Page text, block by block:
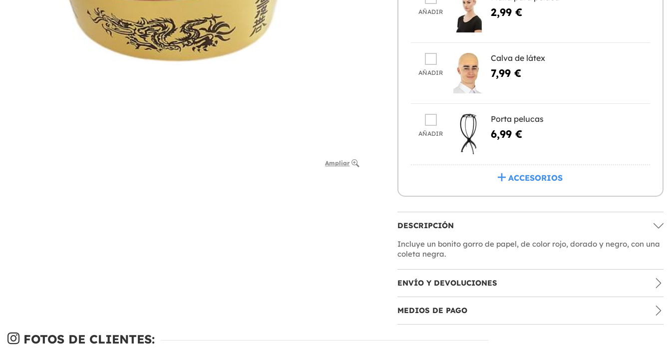
Ampliar
AÑADIR 2,99 €
AÑADIR
Calva de látex
7,99 €
AÑADIR
Porta pelucas
6,99 €
ACCESORIOS
DESCRIPCIÓN
Incluye un bonito gorro de papel, de color rojo, dorado y negro, con una
coleta negra.
ENVÍO Y DEVOLUCIONES
MEDIOS DE PAGO
FOTOS DE CLIENTES: